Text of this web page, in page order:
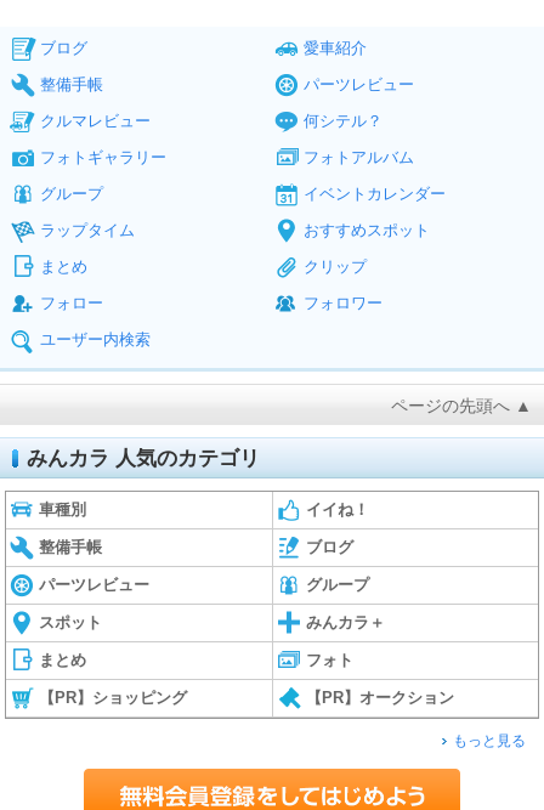
ブログ
愛車紹介
整備手帳
パーツレビュー
クルマレビュー
何シテル？
フォトギャラリー
フォトアルバム
グループ
イベントカレンダー
ラップタイム
おすすめスポット
まとめ
クリップ
フォロー
フォロワー
ユーザー内検索
ページの先頭へ ▲
みんカラ 人気のカテゴリ
車種別 イイね！
整備手帳 ブログ
パーツレビュー グループ
スポット みんカラ＋
まとめ フォト
【PR】ショッピング 【PR】オークション
もっと見る